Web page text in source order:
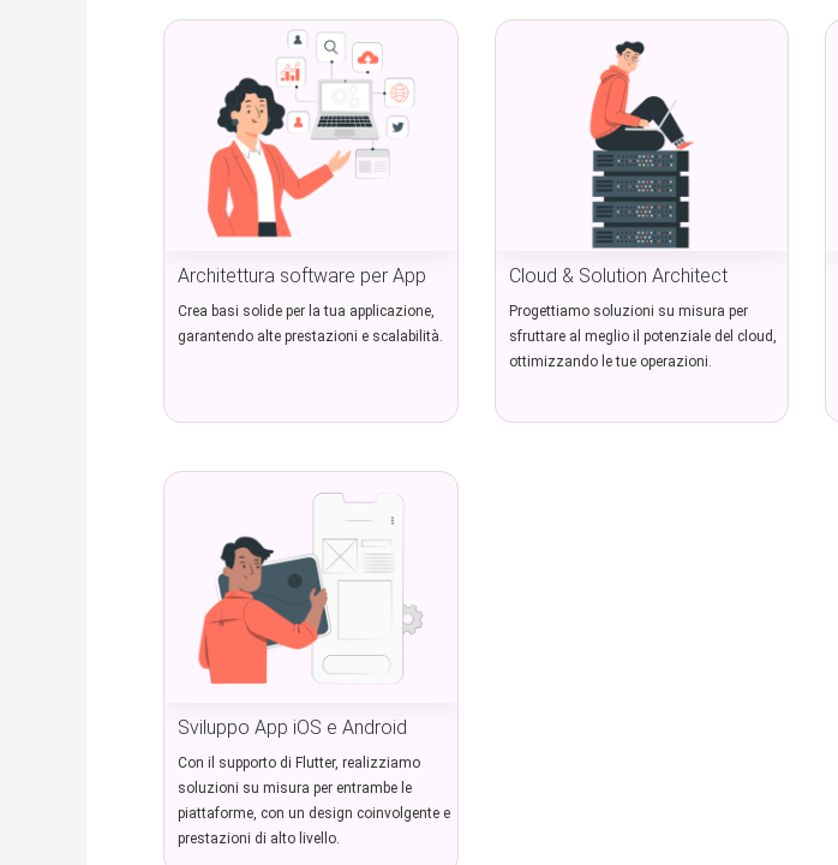
Architettura software per App
Crea basi solide per la tua applicazione,
garantendo alte prestazioni e scalabilità.
Cloud & Solution Architect
Progettiamo soluzioni su misura per
sfruttare al meglio il potenziale del cloud,
ottimizzando le tue operazioni.
Sviluppo App iOS e Android
Con il supporto di Flutter, realizziamo
soluzioni su misura per entrambe le
piattaforme, con un design coinvolgente e
prestazioni di alto livello.